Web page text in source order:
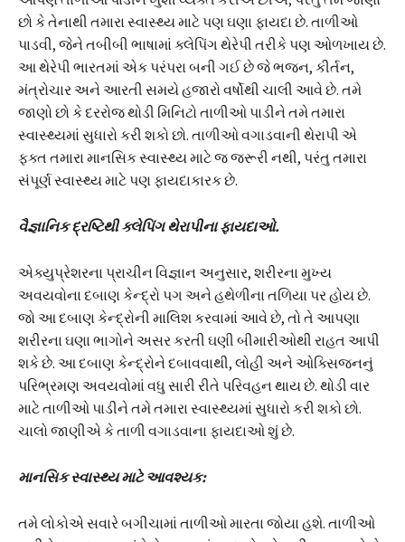
છો કે તેનાથી તમારા સ્વાસ્થ્ય માટે પણ ઘણા ફાયદા છે. તાળીઓ
પાડવી, જેને તબીબી ભાષામાં ક્લેપિંગ થેરેપી તરીકે પણ ઓળખાય છે.
આ થેરેપી ભારતમાં એક પરંપરા બની ગઈ છે જે ભજન, કીર્તન,
મંત્રોચાર અને આરતી સમયે હજારો વર્ષોથી ચાલી આવે છે. તમે
જાણો છો કે દરરોજ થોડી મિનિટો તાળીઓ પાડીને તમે તમારા
સ્વાસ્થ્યમાં સુધારો કરી શકો છો. તાળીઓ વગાડવાની થેરાપી એ
ફક્ત તમારા માનસિક સ્વાસ્થ્ય માટે જ જરૂરી નથી, પરંતુ તમારા
સંપૂર્ણ સ્વાસ્થ્ય માટે પણ ફાયદાકારક છે.
વૈજ્ઞાનિક દ્રષ્ટિથી ક્લેપિંગ થેરાપીના ફાયદાઓ.
એક્યુપ્રેશરના પ્રાચીન વિજ્ઞાન અનુસાર, શરીરના મુખ્ય
અવયવોના દબાણ કેન્દ્રો પગ અને હથેળીના તળિયા પર હોય છે.
જો આ દબાણ કેન્દ્રોની માલિશ કરવામાં આવે છે, તો તે આપણા
શરીરના ઘણા ભાગોને અસર કરતી ઘણી બીમારીઓથી રાહત આપી
શકે છે. આ દબાણ કેન્દ્રોને દબાવવાથી, લોહી અને ઓક્સિજનનું
પરિભ્રમણ અવયવોમાં વધુ સારી રીતે પરિવહન થાય છે. થોડી વાર
માટે તાળીઓ પાડીને તમે તમારા સ્વાસ્થ્યમાં સુધારો કરી શકો છો.
ચાલો જાણીએ કે તાળી વગાડવાના ફાયદાઓ શું છે.
માનસિક સ્વાસ્થ્ય માટે આવશ્યક:
તમે લોકોએ સવારે બગીચામાં તાળીઓ મારતા જોયા હશે. તાળીઓ